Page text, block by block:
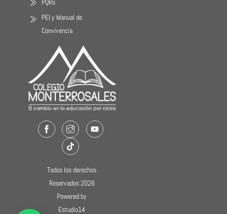
PQRs
PEI y Manual de
Convivencia
FacebookInstagramYoutube
TikTok
Todos los derechos
Reservados 2026
Powered by
Estudio14